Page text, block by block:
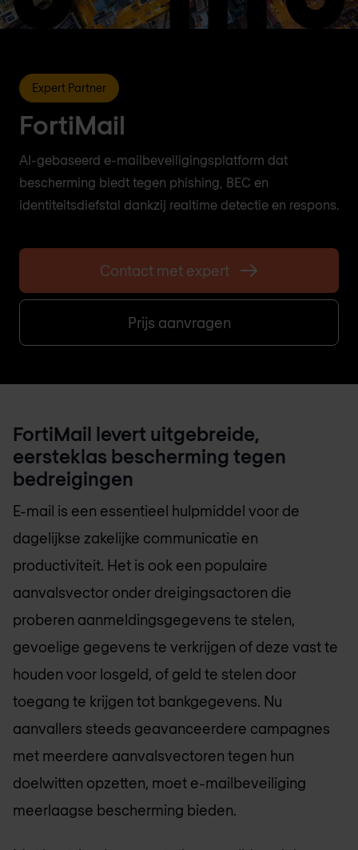
Expert Partner
FortiMail
AI-gebaseerd e-mailbeveiligingsplatform dat
bescherming biedt tegen phishing, BEC en
identiteitsdiefstal dankzij realtime detectie en respons.
Contact met expert
Prijs aanvragen
FortiMail levert uitgebreide,
eersteklas bescherming tegen
bedreigingen
E-mail is een essentieel hulpmiddel voor de
dagelijkse zakelijke communicatie en
productiviteit. Het is ook een populaire
aanvalsvector onder dreigingsactoren die
proberen aanmeldingsgegevens te stelen,
gevoelige gegevens te verkrijgen of deze vast te
houden voor losgeld, of geld te stelen door
toegang te krijgen tot bankgegevens. Nu
aanvallers steeds geavanceerdere campagnes
met meerdere aanvalsvectoren tegen hun
doelwitten opzetten, moet e-mailbeveiliging
meerlaagse bescherming bieden.